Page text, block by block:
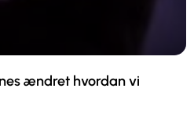
ændret hvordan vi